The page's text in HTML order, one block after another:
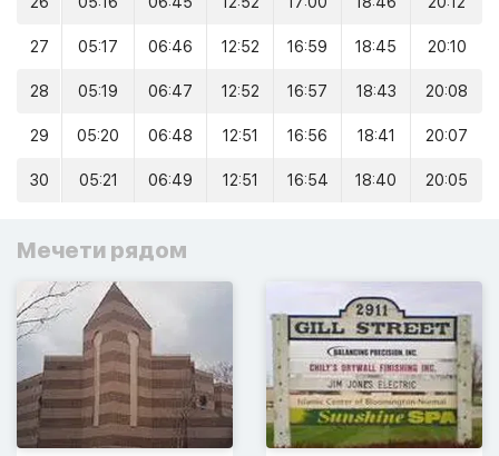
27 05:17 06:46 12:52 16:59 18:45 20:10
28 05:19 06:47 12:52 16:57 18:43 20:08
29 05:20 06:48 12:51 16:56 18:41 20:07
30 05:21 06:49 12:51 16:54 18:40 20:05
Мечети рядом